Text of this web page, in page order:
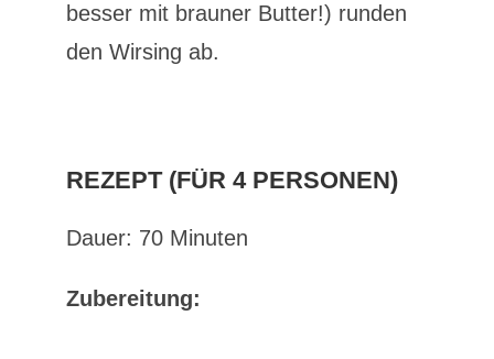
besser mit brauner Butter!) runden
den Wirsing ab.
REZEPT (FÜR 4 PERSONEN)
Dauer: 70 Minuten
Zubereitung: